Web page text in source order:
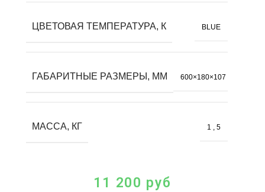
ЦВЕТОВАЯ ТЕМПЕРАТУРА, К BLUE
ГАБАРИТНЫЕ РАЗМЕРЫ, ММ 600×180×107
МАССА, КГ 1 , 5
11 200 руб